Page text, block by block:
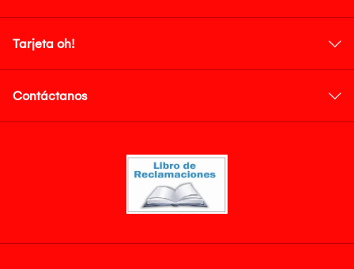
Tarjeta oh!
Contáctanos